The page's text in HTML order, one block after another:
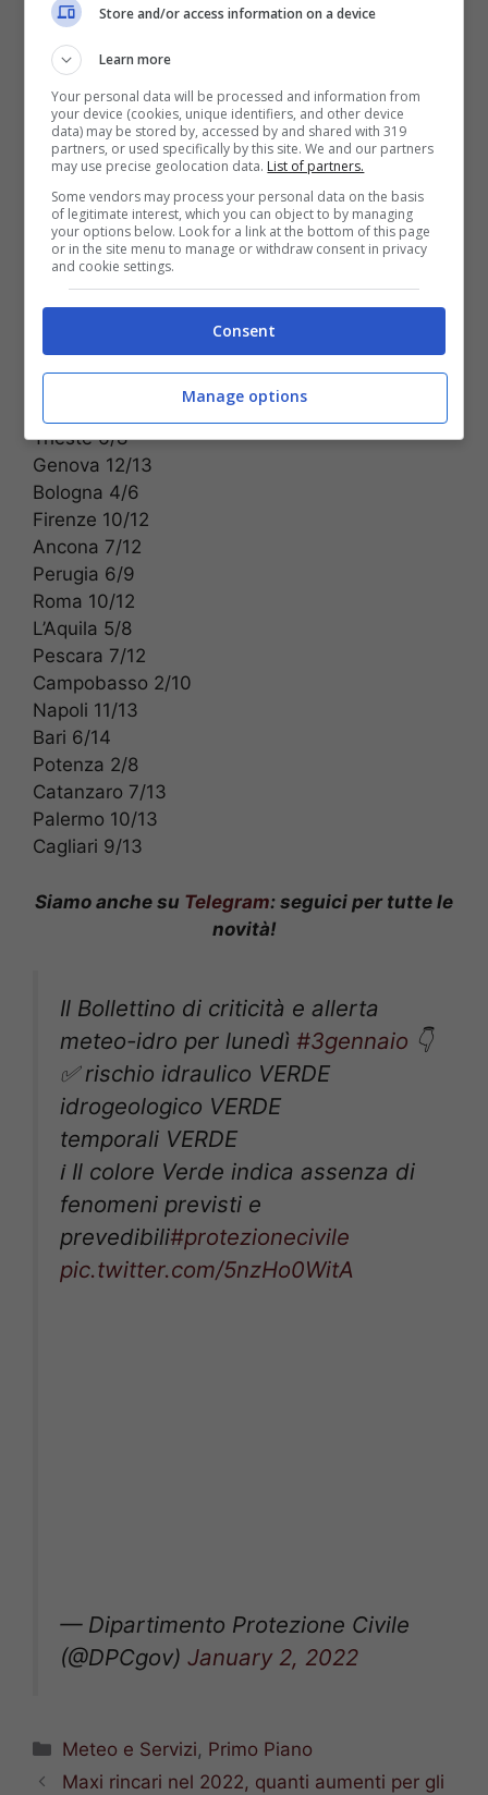
Temperature minime e
massime
Aosta 3/8
Torino 0/5
Trento 4/10
Bolzano 2/10
Trieste 6/8
Genova 12/13
Bologna 4/6
Firenze 10/12
Ancona 7/12
Perugia 6/9
Roma 10/12
L’Aquila 5/8
Pescara 7/12
Campobasso 2/10
Napoli 11/13
Bari 6/14
Potenza 2/8
Catanzaro 7/13
Palermo 10/13
Cagliari 9/13
Siamo anche su Telegram: seguici per tutte le
novità!
Il Bollettino di criticità e allerta
meteo-idro per lunedì #3gennaio 👇
✅ rischio idraulico VERDE
idrogeologico VERDE
temporali VERDE
ℹ️ Il colore Verde indica assenza di
fenomeni previsti e
prevedibili#protezionecivile
pic.twitter.com/5nzHo0WitA
— Dipartimento Protezione Civile
(@DPCgov) January 2, 2022
Categorie
Meteo e Servizi, Primo Piano
Maxi rincari nel 2022, quanti aumenti per gli
Store and/or access information on a device
Learn more
Your personal data will be processed and information from
your device (cookies, unique identifiers, and other device
data) may be stored by, accessed by and shared with 319
partners, or used specifically by this site. We and our partners
may use precise geolocation data. List of partners.
Some vendors may process your personal data on the basis
of legitimate interest, which you can object to by managing
your options below. Look for a link at the bottom of this page
or in the site menu to manage or withdraw consent in privacy
and cookie settings.
Consent
Manage options